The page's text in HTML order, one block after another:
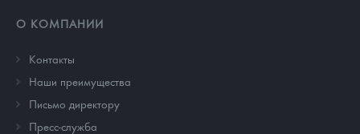
О КОМПАНИИ
Контакты
Наши преимущества
Письмо директору
Пресс-служба